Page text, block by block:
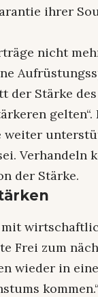
ihrer
nicht
der Stärke
gelten“.
weiter
Verhandeln
der Stärke.
mit
Frei zum
wieder in
kommen.“